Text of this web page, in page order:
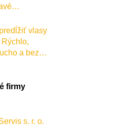
vlasy
a bez…
firmy
s. r. o.